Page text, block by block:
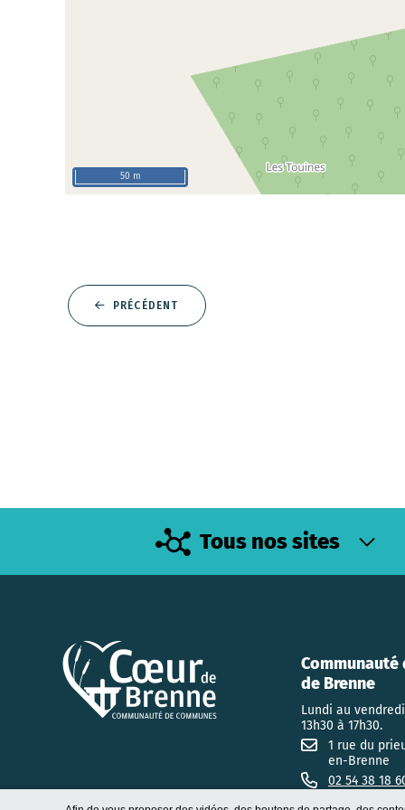
50 m
PRÉCÉDENT
Tous nos sites
Communauté
de Brenne
Lundi au
13h30 à 17h30.
1 rue du
en-Brenne
02 54 38 18